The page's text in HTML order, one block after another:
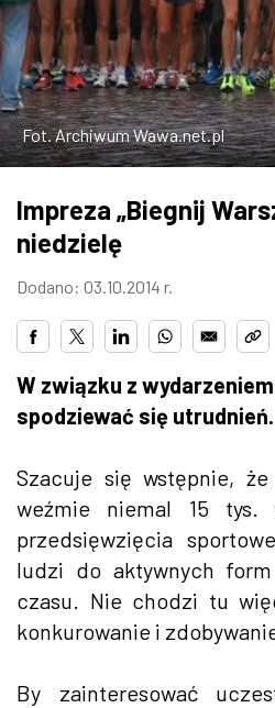
W WARSZAWIE
MARKETPLACE
Fot. Archiwum Wawa.net.pl
Impreza „Biegnij
niedzielę
Dodano: 03.10.2014 r.
W związku z
spodziewać się utrudnień.
Szacuje się wstępnie,
weźmie niemal 15 tys.
przedsięwzięcia
ludzi do aktywnych
czasu. Nie chodzi tu
konkurowanie i
By zainteresować